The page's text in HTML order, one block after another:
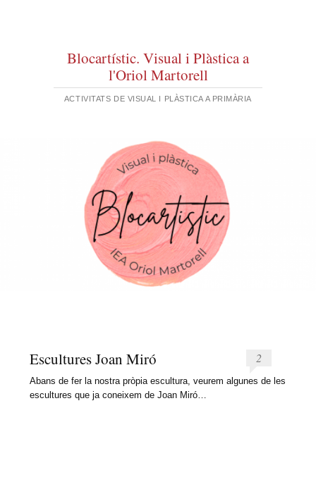
Blocartístic. Visual i Plàstica a
l'Oriol Martorell
ACTIVITATS DE VISUAL I PLÀSTICA A PRIMÀRIA
Escultures Joan Miró 2
Abans de fer la nostra pròpia escultura, veurem algunes de les
escultures que ja coneixem de Joan Miró…